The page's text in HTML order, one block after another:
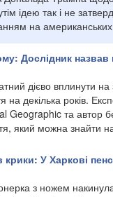
ідею так і не
на
Дослідник
дієво вплинути на
декілька років.
Geographic та автор
який можна знайти
У Харкові
з ножем